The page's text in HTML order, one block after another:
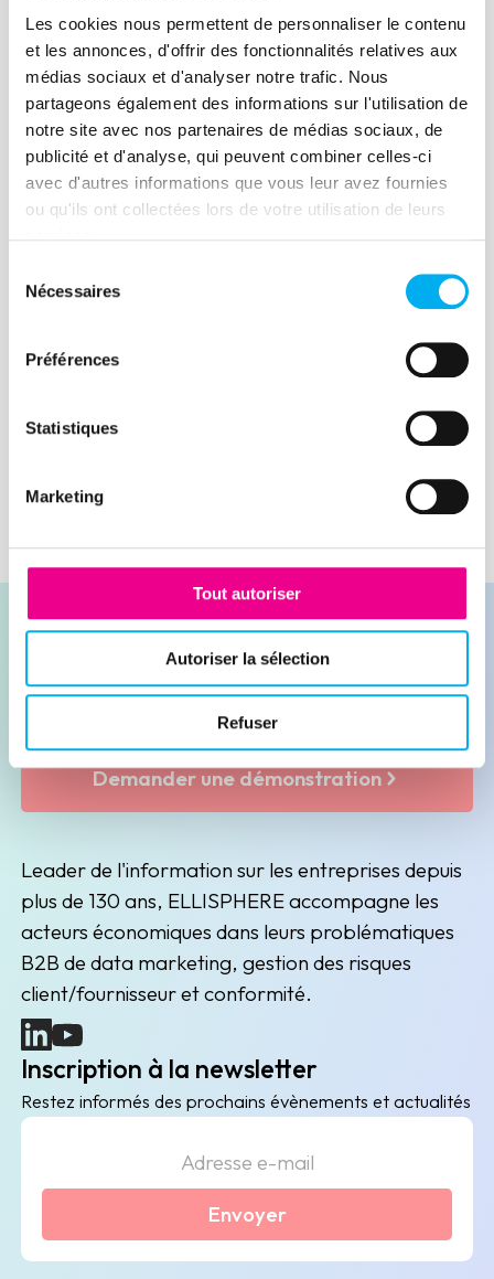
Les cookies nous permettent de personnaliser le contenu
et les annonces, d'offrir des fonctionnalités relatives aux
médias sociaux et d'analyser notre trafic. Nous
partageons également des informations sur l'utilisation de
notre site avec nos partenaires de médias sociaux, de
publicité et d'analyse, qui peuvent combiner celles-ci
avec d'autres informations que vous leur avez fournies
ou qu'ils ont collectées lors de votre utilisation de leurs
Nécessaires
Préférences
Statistiques
Marketing
Tout autoriser
Autoriser la sélection
Refuser
Article
Conformité et IA : vers plus
d’efficacité et de qualité
17 novembre 2020 Compliance
institutions financières, comment l’IA
communication entre superviseurs et
Contacter nos experts
Demander une démonstration
Leader de l'information sur les entreprises depuis
plus de 130 ans, ELLISPHERE accompagne les
acteurs économiques dans leurs problématiques
B2B de data marketing, gestion des risques
client/fournisseur et conformité.
(nouvelle fenêtre)
(nouvelle fenêtre)
Inscription à la newsletter
Restez informés des prochains évènements et actualités
Envoyer